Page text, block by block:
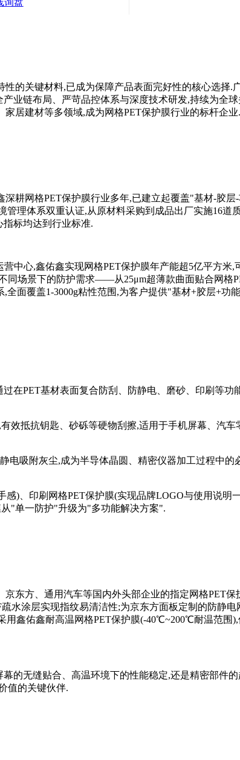
性的关键材料,已成为保障产品表面完好性的核心选择.
业链布局、严苛品控体系与深度技术研发,持续为全
居建材等多领域,成为网格PET保护膜行业的标杆企业.
耕网格PET保护膜行业多年,已建立起覆盖"基材-胶层
管理体系双重认证,从原材料采购到成品出厂实施16道
标均达到行业标准.
中心,鑫佑鑫实现网格PET保护膜年产能超5亿平方米,
同场景下的防护需求——从25μm超薄款曲面贴合网格
全面覆盖1-3000g粘性范围,为客户提供"基材+胶层+功
在PET基材表面复合防刮、防静电、磨砂、印刷等功
效抵抗钥匙、砂砾等硬物刮擦,适用于手机屏幕、汽车
电吸附灰尘,成为半导体晶圆、精密仪器加工过程中的
)、印刷网格PET保护膜(实现品牌LOGO与使用说明
"单一防护"升级为"多功能解决方案".
东方、通用汽车等国内外头部企业的指定网格PET保
水涂层实现指纹易清洁性;为京东方面板定制的防静电
用鑫佑鑫耐高温网格PET保护膜(-40℃~200℃耐温范围
的无缝贴合、高温环境下的性能稳定,还是精密部件
值的关键伙伴.